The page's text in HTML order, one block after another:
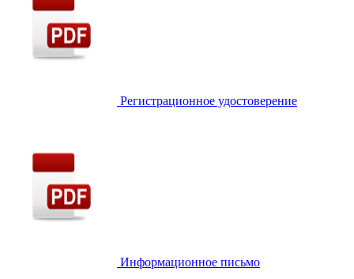
Регистрационное удостоверение
Информационное письмо